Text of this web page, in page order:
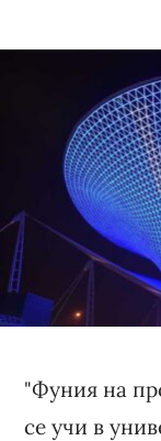
"Фуния на
се учи в